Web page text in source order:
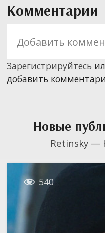
Комментарии
Зарегистрируйтесь
добавить
Новые
Retinsky —
 540